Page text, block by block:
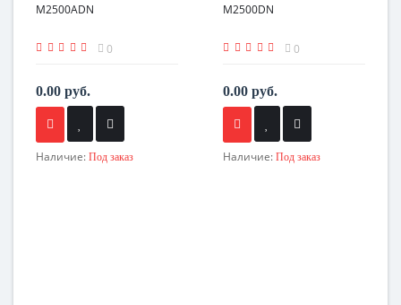
M2500ADN
0
0.00 руб.
Наличие: Под заказ
M2500DN
0
0.00 руб.
Наличие: Под заказ